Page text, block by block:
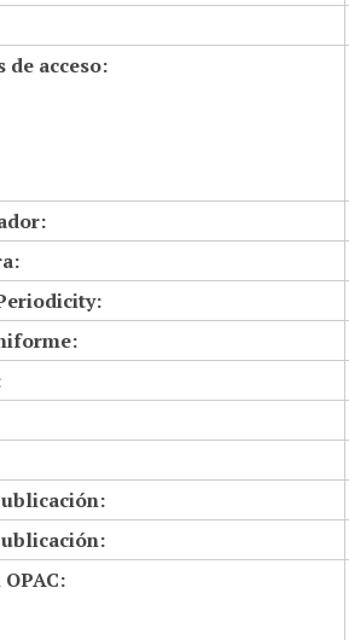
de acceso: